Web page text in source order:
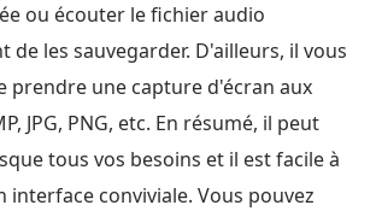
ou écouter le fichier audio
de les sauvegarder. D'ailleurs, il vous
prendre une capture d'écran aux
JPG, PNG, etc. En résumé, il peut
tous vos besoins et il est facile à
interface conviviale. Vous pouvez